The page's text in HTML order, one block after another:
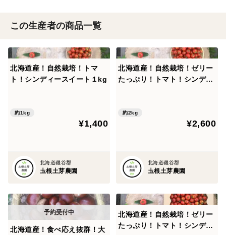
この生産者の商品一覧
北海道産！自然栽培！トマ
ト！シンディースイート１kg
約1kg
¥1,400
北海道磯谷郡
圡根土芽農園
北海道産！自然栽培！ゼリー
たっぷり！トマト！シンディ
約2kg
¥2,600
北海道磯谷郡
圡根土芽農園
北海道産！食べ応え抜群！大
北海道産！自然栽培！ゼリー
たっぷり！トマト！シンディ